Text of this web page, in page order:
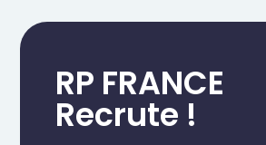
RP FRANCE
Recrute !